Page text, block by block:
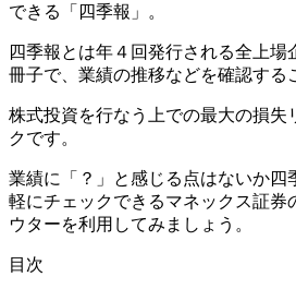
できる
「四季報」 。
四季報とは年４回発行される全上場
冊子で、業績の推移などを確認する
株式投資を行なう上での最大の損失
クです。
業績に「？」と感じる点はないか四
軽にチェックできるマネックス証券
ウターを利用してみましょう。
目次